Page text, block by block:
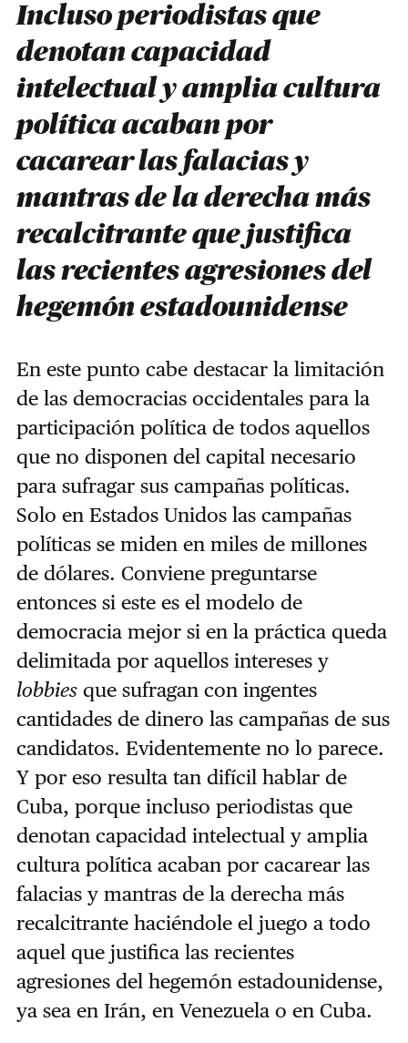
Incluso periodistas que
denotan capacidad
intelectual y amplia cultura
política acaban por
cacarear las falacias y
mantras de la derecha más
recalcitrante que justifica
las recientes agresiones del
hegemón estadounidense
En este punto cabe destacar la limitación
de las democracias occidentales para la
participación política de todos aquellos
que no disponen del capital necesario
para sufragar sus campañas políticas.
Solo en Estados Unidos las campañas
políticas se miden en miles de millones
de dólares. Conviene preguntarse
entonces si este es el modelo de
democracia mejor si en la práctica queda
delimitada por aquellos intereses y
lobbiesque sufragan con ingentes
cantidades de dinero las campañas de sus
candidatos. Evidentemente no lo parece.
Y por eso resulta tan difícil hablar de
Cuba, porque incluso periodistas que
denotan capacidad intelectual y amplia
cultura política acaban por cacarear las
falacias y mantras de la derecha más
recalcitrante haciéndole el juego a todo
aquel que justifica las recientes
agresiones del hegemón estadounidense,
ya sea en Irán, en Venezuela o en Cuba.